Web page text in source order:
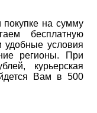
на сумму
бесплатную
удобные условия
регионы. При
курьерская
Вам в 500